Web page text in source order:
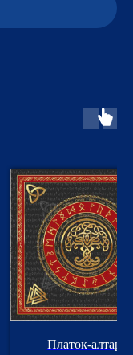
Платок-алтарь